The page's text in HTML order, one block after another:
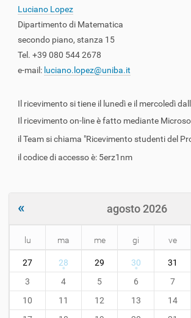
i
o
n
e
Luciano Lopez
Dipartimento di Matematica
secondo piano, stanza 15
Tel. +39 080 544 2678
e-mail: luciano.lopez@uniba.it
Il ricevimento si tiene il lunedì e il mercoledì
Il ricevimento on-line è fatto mediante
il Team si chiama "Ricevimento studenti del
il codice di accesso è: 5erz1nm
« agosto 2026
t
lu ma me gi ve
27 28 29 30 31
3
4 5 6 7
10
11 12 13 14